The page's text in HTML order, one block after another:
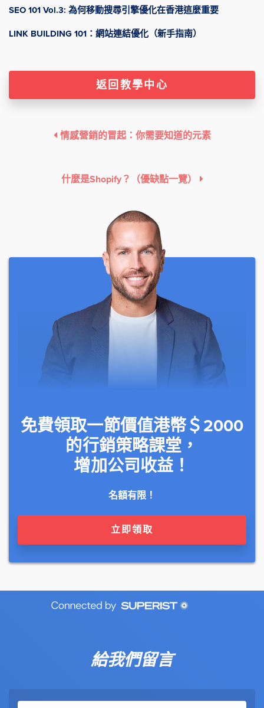
SEO 101 Vol.3: 為何移動搜尋引擎優化在香港這麼重要
LINK BUILDING 101：網站連結優化（新手指南）
返回教學中心
情感營銷的冒起：你需要知道的元素
什麼是Shopify？（優缺點一覽）
免費領取一節價值港幣＄2000
的行銷策略課堂，
增加公司收益！
名額有限！
立即領取
給我們留言